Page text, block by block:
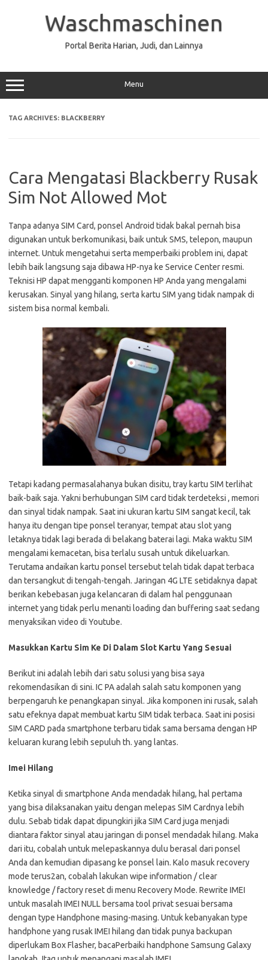
Waschmaschinen
Portal Berita Harian, Judi, dan Lainnya
Menu
TAG ARCHIVES: BLACKBERRY
Cara Mengatasi Blackberry Rusak
Sim Not Allowed Mot
Tanpa adanya SIM Card, ponsel Android tidak bakal pernah bisa
digunakan untuk berkomunikasi, baik untuk SMS, telepon, maupun
internet. Untuk mengetahui serta memperbaiki problem ini, dapat
lebih baik langsung saja dibawa HP-nya ke Service Center resmi.
Teknisi HP dapat mengganti komponen HP Anda yang mengalami
kerusakan. Sinyal yang hilang, serta kartu SIM yang tidak nampak di
sistem bisa normal kembali.
Tetapi kadang permasalahanya bukan disitu, tray kartu SIM terlihat
baik-baik saja. Yakni berhubungan SIM card tidak terdeteksi , memori
dan sinyal tidak nampak. Saat ini ukuran kartu SIM sangat kecil, tak
hanya itu dengan tipe ponsel teranyar, tempat atau slot yang
letaknya tidak lagi berada di belakang baterai lagi. Maka waktu SIM
mengalami kemacetan, bisa terlalu susah untuk dikeluarkan.
Terutama andaikan kartu ponsel tersebut telah tidak dapat terbaca
dan tersangkut di tengah-tengah. Jaringan 4G LTE setidaknya dapat
berikan kebebasan juga kelancaran di dalam hal penggunaan
internet yang tidak perlu menanti loading dan buffering saat sedang
menyaksikan video di Youtube.
Masukkan Kartu Sim Ke Di Dalam Slot Kartu Yang Sesuai
Berikut ini adalah lebih dari satu solusi yang bisa saya
rekomendasikan di sini. IC PA adalah salah satu komponen yang
berpengaruh ke penangkapan sinyal. Jika komponen ini rusak, salah
satu efeknya dapat membuat kartu SIM tidak terbaca. Saat ini posisi
SIM CARD pada smartphone terbaru tidak sama bersama dengan HP
keluaran kurang lebih sepuluh th. yang lantas.
Imei Hilang
Ketika sinyal di smartphone Anda mendadak hilang, hal pertama
yang bisa dilaksanakan yaitu dengan melepas SIM Cardnya lebih
dulu. Sebab tidak dapat dipungkiri jika SIM Card juga menjadi
diantara faktor sinyal atau jaringan di ponsel mendadak hilang. Maka
dari itu, cobalah untuk melepaskannya dulu berasal dari ponsel
Anda dan kemudian dipasang ke ponsel lain. Kalo masuk recovery
mode terus2an, cobalah lakukan wipe information / clear
knowledge / factory reset di menu Recovery Mode. Rewrite IMEI
untuk masalah IMEI NULL bersama tool privat sesuai bersama
dengan type Handphone masing-masing. Untuk kebanyakan type
handphone yang rusak IMEI hilang dan tidak punya backupan
diperlukam Box Flasher, bacaPerbaiki handphone Samsung Galaxy